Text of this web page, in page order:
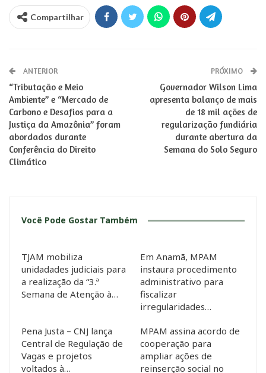
Compartilhar
ANTERIOR
“Tributação e Meio
Ambiente” e “Mercado de
Carbono e Desafios para a
Justiça da Amazônia” foram
abordados durante
Conferência do Direito
Climático
PRÓXIMO
Governador Wilson Lima
apresenta balanço de mais
de 18 mil ações de
regularização fundiária
durante abertura da
Semana do Solo Seguro
Você Pode Gostar Também
TJAM mobiliza
unidadades judiciais para
a realização da “3.ª
Semana de Atenção à…
Em Anamã, MPAM
instaura procedimento
administrativo para
fiscalizar
irregularidades…
Pena Justa – CNJ lança
Central de Regulação de
Vagas e projetos
voltados à…
MPAM assina acordo de
cooperação para
ampliar ações de
reinserção social no